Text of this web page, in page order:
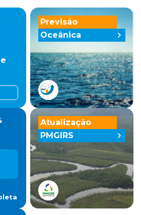
Previsão
Oceânica
Atualização
PMGIRS